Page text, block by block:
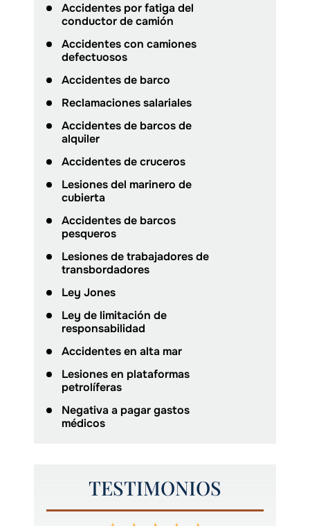
Accidentes por fatiga del
conductor de camión
Accidentes con camiones
defectuosos
Accidentes de barco
Reclamaciones salariales
Accidentes de barcos de
alquiler
Accidentes de cruceros
Lesiones del marinero de
cubierta
Accidentes de barcos
pesqueros
Lesiones de trabajadores de
transbordadores
Ley Jones
Ley de limitación de
responsabilidad
Accidentes en alta mar
Lesiones en plataformas
petrolíferas
Negativa a pagar gastos
médicos
TESTIMONIOS